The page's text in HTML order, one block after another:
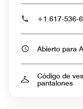
+1 617-536-
Código de
pantalones